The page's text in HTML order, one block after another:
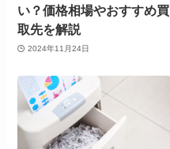
い？価格相場やおすすめ買
取先を解説
2024年11月24日